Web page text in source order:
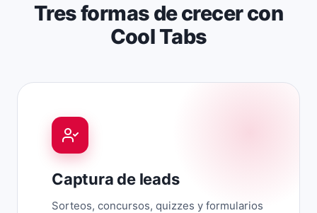
Tres formas de crecer con
Cool Tabs
Captura de leads
Sorteos, concursos, quizzes y formularios